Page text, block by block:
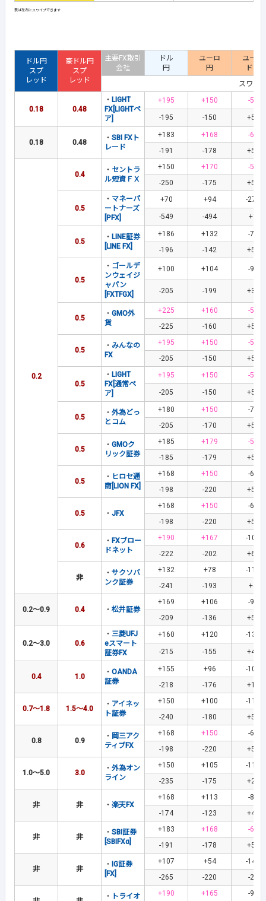
ドル円
スプ
レッド
豪ドル円
スプ
レッド
主要FX取引
会社
ドル
円
ユーロ
円
ユーロ
ドル
スワッ
0.18 0.48
・ LIGHT
FX[LIGHTペ
ア]
+195 +150 -56
-195 -150 +56
0.18 0.48
・ SBI FXト
レード
+183 +168
-61
-191
-178 +56
0.2
0.4
・ セントラ
ル短資ＦＸ
+150 +170
-53
-250
-175 +52
0.5
・ マネーパ
ートナーズ
[PFX]
+70 +94 -273
-549 -494 +1
0.5
・ LINE証券
[LINE FX]
+186 +132
-70
-196
-142 +55
0.5
・ ゴールデ
ンウェイジ
ャパン
[FXTFGX]
+100 +104 -90
-205 -199 +30
0.5
・ GMO外
貨
+225 +160
-58
-225
-160 +58
0.5
・ みんなの
FX
+195 +150
-56
-205
-150 +56
0.5
・ LIGHT
FX[通常ペ
ア]
+195 +150 -56
-205 -150 +56
0.5
・ 外為どっ
とコム
+180 +150
-71
-205
-170 +56
0.5
・ GMOク
リック証券
+185 +179
-57
-185
-179 +57
0.5
・ ヒロセ通
商[LION FX]
+168 +150
-67
-198
-220 +56
0.5 ・ JFX
+168 +150
-67
-198
-220 +56
0.6
・ FXブロー
ドネット
+190 +167
-106
-222
-202 +63
非
・ サクソバ
ンク証券
+132 +78
-119
-241
-193 +4
0.2～0.9 0.4 ・ 松井証券
+169 +106
-90
-209
-136 +50
0.2～3.0 0.6
・ 三菱UFJ
eスマート
証券FX
+160 +120 -134
-215 -155 +44
0.4 1.0
・ OANDA
証券
+155 +96
-105
-218
-176 +17
0.7～1.8 1.5～4.0
・ アイネッ
ト証券
+150 +100
-115
-240
-180 +55
0.8 0.9
・ 岡三アク
ティブFX
+168 +150
-67
-198
-220 +56
1.0～5.0 3.0
・ 外為オン
ライン
+150 +105
-110
-235
-175 +25
非 非 ・ 楽天FX
+168 +113
-85
-174
-123 +40
非 非
・ SBI証券
[SBIFXα]
+183 +168
-61
-191
-178 +56
非 非
・ IG証券
[FX]
+107 +54
-144
-265
-220 -27
・ トライオ +190 +165 -95